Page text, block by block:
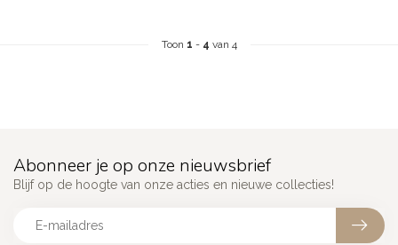
Toon 1 - 4 van 4
Abonneer je op onze nieuwsbrief
Blijf op de hoogte van onze acties en nieuwe collecties!